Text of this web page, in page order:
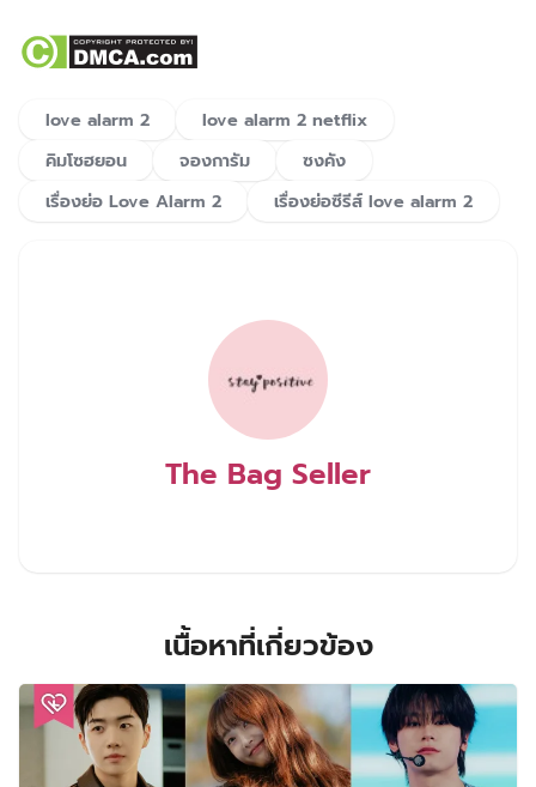
love alarm 2
love alarm 2 netflix
คิมโซฮยอน
จองการัม
ซงคัง
เรื่องย่อ Love Alarm 2
เรื่องย่อซีรีส์ love alarm 2
The Bag Seller
เนื้อหาที่เกี่ยวข้อง